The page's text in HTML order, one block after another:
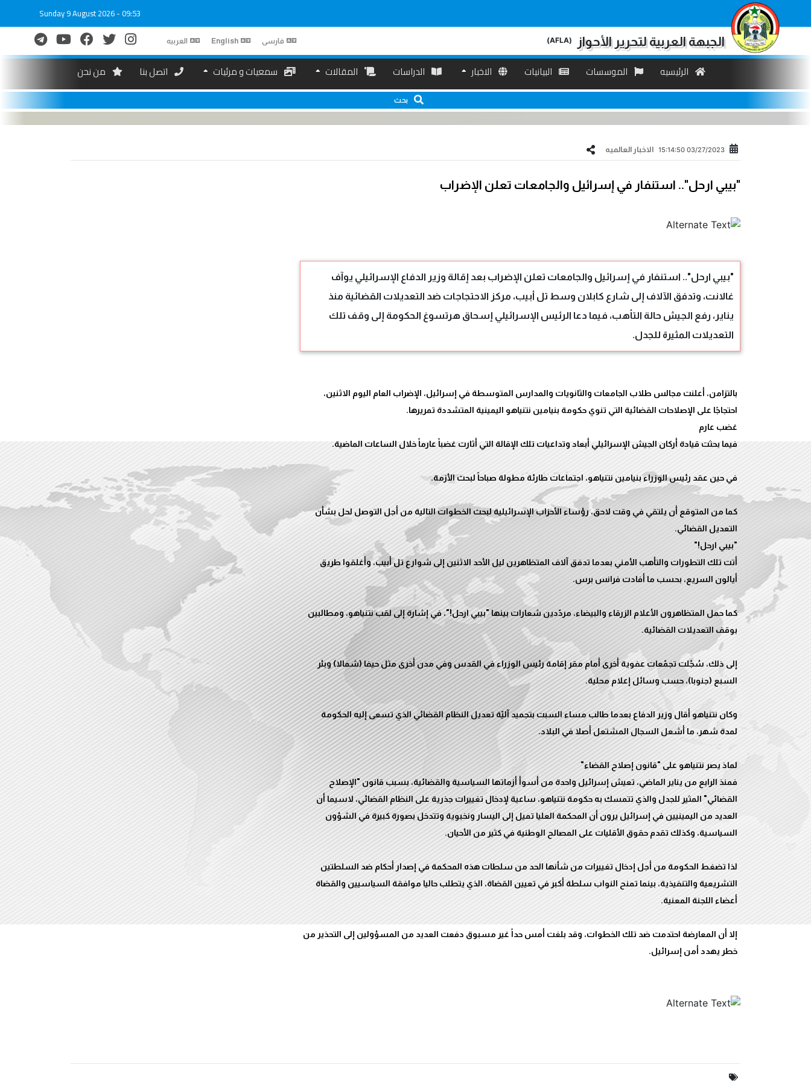
الجبهة العربية لتحرير الأحواز (AFLA) فارسی English العربیه
Sunday 9 August 2026 - 09:53
الرئیسیه الموسسات البیانیات الاخبار الدراسات المقالات سمعیات و مرئیات اتصل بنا من نحن
بحث
03/27/2023 15:14:50 الاخبار العالمیه
"بيبي ارحل".. استنفار في إسرائيل والجامعات تعلن الإضراب
"بيبي ارحل".. استنفار في إسرائيل والجامعات تعلن الإضراب بعد إقالة وزير الدفاع الإسرائيلي يوآف
غالانت، وتدفق الآلاف إلى شارع كابلان وسط تل أبيب، مركز الاحتجاجات ضد التعديلات القضائية منذ
يناير، رفع الجيش حالة التأهب، فيما دعا الرئيس الإسرائيلي إسحاق هرتسوغ الحكومة إلى وقف تلك
التعديلات المثيرة للجدل.
بالتزامن، أعلنت مجالس طلاب الجامعات والثانويات والمدارس المتوسطة في إسرائيل، الإضراب العام اليوم الاثنين،
كما من المتوقع أن يلتقي في وقت لاحق، رؤساء الأحزاب الإسرائيلية لبحث الخطوات التالية من أجل التوصل لحل بشأن
أتت تلك التطورات والتأهب الأمني بعدما تدفق آلاف المتظاهرين ليل الأحد الاثنين إلى شوارع تل أبيب، وأغلقوا طريق
كما حمل المتظاهرون الأعلام الزرقاء والبيضاء، مردّدين شعارات بينها "بيبي ارحل!"، في إشارة إلى لقب نتنياهو، ومطالبين
إلى ذلك، سُجّلت تجمّعات عفوية أخرى أمام مقر إقامة رئيس الوزراء في القدس وفي مدن أخرى مثل حيفا (شمالا) وبئر
وكان نتنياهو أقال وزير الدفاع بعدما طالب مساء السبت بتجميد آليّة تعديل النظام القضائي الذي تسعى إليه الحكومة
فمنذ الرابع من يناير الماضي، تعيش إسرائيل واحدة من أسوأ أزماتها السياسية والقضائية، بسبب قانون "الإصلاح
القضائي" المثير للجدل والذي تتمسك به حكومة نتنياهو، ساعية لإدخال تغييرات جذرية على النظام القضائي، لاسيما أن
العديد من اليمينيين في إسرائيل يرون أن المحكمة العليا تميل إلى اليسار ونخبوية وتتدخل بصورة كبيرة في الشؤون
لذا تضغط الحكومة من أجل إدخال تغييرات من شأنها الحد من سلطات هذه المحكمة في إصدار أحكام ضد السلطتين
التشريعية والتنفيذية، بينما تمنح النواب سلطة أكبر في تعيين القضاة، الذي يتطلب حاليا موافقة السياسيين والقضاة
إلا أن المعارضة احتدمت ضد تلك الخطوات، وقد بلغت أمس حداً غير مسبوق دفعت العديد من المسؤولين إلى التحذير من